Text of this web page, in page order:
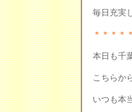
毎日充実
＊＊＊＊
本日も千
こちらか
いつも本